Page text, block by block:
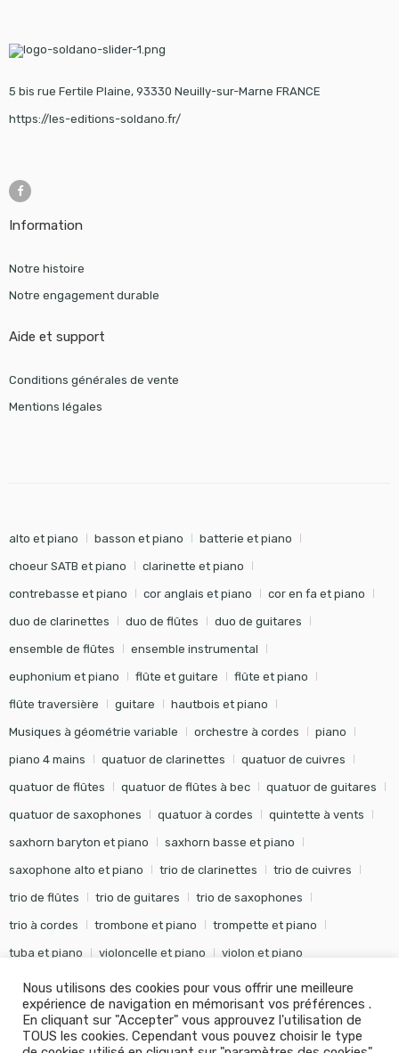
5 bis rue Fertile Plaine, 93330 Neuilly-sur-Marne FRANCE
https://les-editions-soldano.fr/
Information
Notre histoire
Notre engagement durable
Aide et support
Conditions générales de vente
Mentions légales
alto et piano basson et piano batterie et piano
choeur SATB et piano clarinette et piano
contrebasse et piano cor anglais et piano cor en fa et piano
duo de clarinettes duo de flûtes duo de guitares
ensemble de flûtes ensemble instrumental
euphonium et piano flûte et guitare flûte et piano
flûte traversière guitare hautbois et piano
Musiques à géométrie variable orchestre à cordes piano
piano 4 mains quatuor de clarinettes quatuor de cuivres
quatuor de flûtes quatuor de flûtes à bec quatuor de guitares
quatuor de saxophones quatuor à cordes quintette à vents
saxhorn baryton et piano saxhorn basse et piano
saxophone alto et piano trio de clarinettes trio de cuivres
trio de flûtes trio de guitares trio de saxophones
trio à cordes trombone et piano trompette et piano
tuba et piano violoncelle et piano violon et piano
© Editions Soldano - Tous droits réservés - Conception Khalid
Nous utilisons des cookies pour vous offrir une meilleure
expérience de navigation en mémorisant vos préférences .
En cliquant sur "Accepter" vous approuvez l'utilisation de
TOUS les cookies. Cependant vous pouvez choisir le type